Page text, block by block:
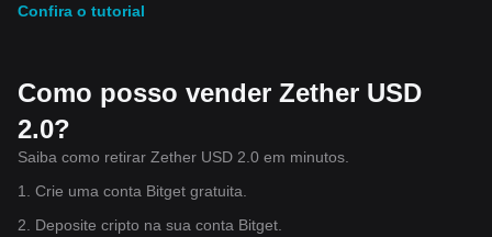
Confira o tutorial
Como posso vender Zether USD
2.0?
Saiba como retirar Zether USD 2.0 em minutos.
1. Crie uma conta Bitget gratuita.
2. Deposite cripto na sua conta Bitget.